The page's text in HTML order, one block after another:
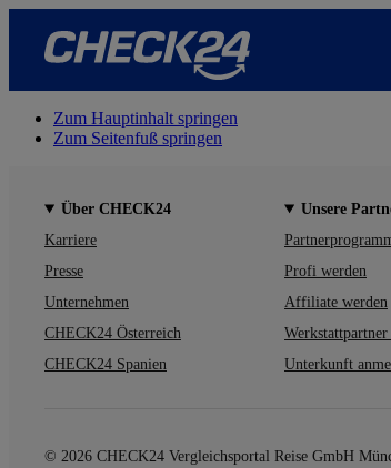
Zum Hauptinhalt springen
Zum Seitenfuß springen
Über CHECK24
Karriere
Presse
Unternehmen
CHECK24 Österreich
CHECK24 Spanien
Unsere
Profi werden
Affiliate werden
Unterkunft
© 2026 CHECK24 Vergleichsportal Reise GmbH